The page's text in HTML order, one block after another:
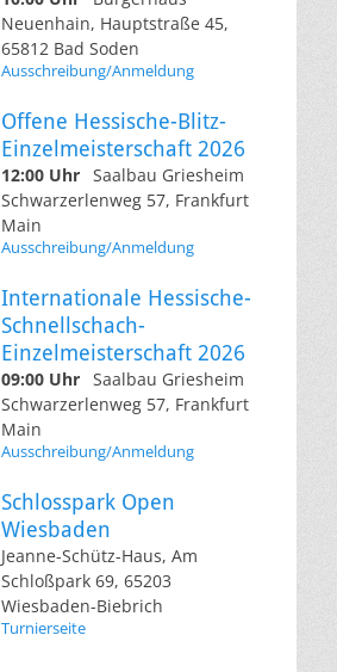
Neuenhain, Hauptstraße 45,
65812 Bad Soden
Ausschreibung/Anmeldung
Offene Hessische-Blitz-
Einzelmeisterschaft 2026
12:00 Uhr Saalbau Griesheim
Schwarzerlenweg 57, Frankfurt
Main
Ausschreibung/Anmeldung
Internationale Hessische-
Schnellschach-
Einzelmeisterschaft 2026
09:00 Uhr Saalbau Griesheim
Schwarzerlenweg 57, Frankfurt
Main
Ausschreibung/Anmeldung
Schlosspark Open
Wiesbaden
Jeanne-Schütz-Haus, Am
Schloßpark 69, 65203
Wiesbaden-Biebrich
Turnierseite